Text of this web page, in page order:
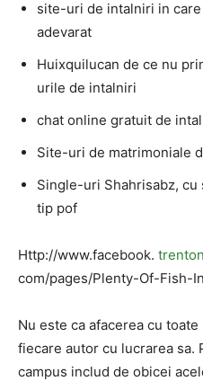
site-uri de intalniri in
adevarat
Huixquilucan de ce nu
urile de intalniri
chat online gratuit de
Site-uri de matrimoniale
Single-uri Shahrisabz,
tip pof
Http://www.facebook.
com/pages/Plenty-Of-Fish-
Nu este ca afacerea cu
fiecare autor cu lucrarea sa.
campus includ de obicei